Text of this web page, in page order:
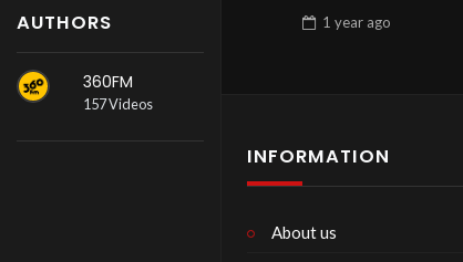
AUTHORS
360FM
157 Videos
1 year ago
INFORMATION
About us